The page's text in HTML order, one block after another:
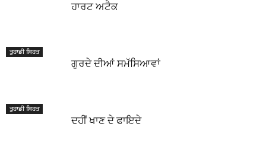
ਹਾਰਟ ਅਟੈਕ
ਤੁਹਾਡੀ ਸਿਹਤ
ਗੁਰਦੇ ਦੀਆਂ ਸਮੱਸਿਆਵਾਂ
ਤੁਹਾਡੀ ਸਿਹਤ
ਦਹੀਂ ਖਾਣ ਦੇ ਫਾਇਦੇ